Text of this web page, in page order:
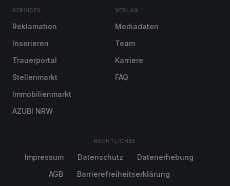
SERVICES
Reklamation
Inserieren
Trauerportal
Stellenmarkt
Immobilienmarkt
AZUBI NRW
VERLAG
Mediadaten
Team
Karriere
FAQ
RECHTLICHES
Impressum Datenschutz
Datenerhebung
AGB
Barrierefreiheitserklärung